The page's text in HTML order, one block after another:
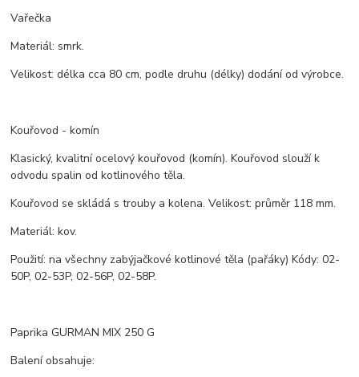
Vařečka
Materiál: smrk.
Velikost: délka cca 80 cm, podle druhu (délky) dodání od výrobce.
Kouřovod - komín
Klasický, kvalitní ocelový kouřovod (komín). Kouřovod slouží k
odvodu spalin od kotlinového těla.
Kouřovod se skládá s trouby a kolena. Velikost: průměr 118 mm.
Materiál: kov.
Použití: na všechny zabýjačkové kotlinové těla (pařáky) Kódy: 02-
50P, 02-53P, 02-56P, 02-58P.
Paprika GURMAN MIX 250 G
Balení obsahuje: